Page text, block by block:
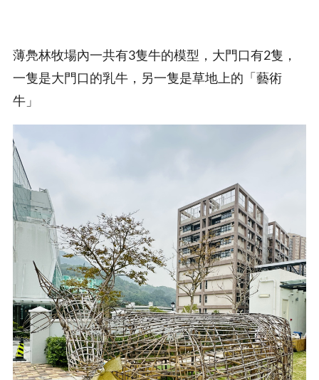
薄鳧林牧場內一共有3隻牛的模型，大門口有2隻，
一隻是大門口的乳牛，另一隻是草地上的「藝術
牛」